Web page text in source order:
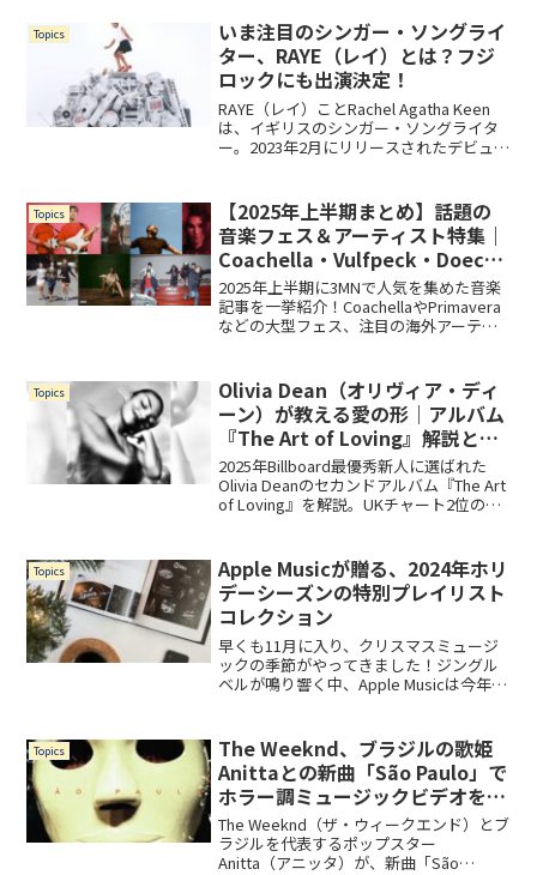
Topics
いま注目のシンガー・ソングライ
ター、RAYE（レイ）とは？フジ
ロックにも出演決定！
RAYE（レイ）ことRachel Agatha Keen
は、イギリスのシンガー・ソングライタ
ー。2023年2月にリリースされたデビュ
界でのつらい経験から、性的虐待、レイ
プ、身体醜形障害、依存症、女性蔑視、
さらには気候変動に至るまで、あらゆる
ものに触れられています。
Topics
【2025年上半期まとめ】話題の
音楽フェス＆アーティスト特集｜
Coachella・Vulfpeck・Doechii
など
2025年上半期に3MNで人気を集めた音楽
記事を一挙紹介！CoachellaやPrimavera
などの大型フェス、注目の海外アーティ
Topics
Olivia Dean（オリヴィア・ディ
ーン）が教える愛の形｜アルバム
『The Art of Loving』解説とお
すすめ曲まとめ
2025年Billboard最優秀新人に選ばれた
Olivia Deanのセカンドアルバム『The Art
of Loving』を解説。UKチャート2位の
介。英国ソウルの新星が描く愛の教科
書。
Topics
Apple Musicが贈る、2024年ホリ
デーシーズンの特別プレイリスト
コレクション
早くも11月に入り、クリスマスミュージ
ックの季節がやってきました！ジングル
ベルが鳴り響く中、Apple Musicは今年も
たちが新たに解釈した独占カバー曲と、
雰囲気別に...
Topics
The Weeknd、ブラジルの歌姫
Anittaとの新曲「São Paulo」で
ホラー調ミュージックビデオを公
開
The Weeknd（ザ・ウィークエンド）とブ
ラジルを代表するポップスター
Anitta（アニッタ）が、新曲「São